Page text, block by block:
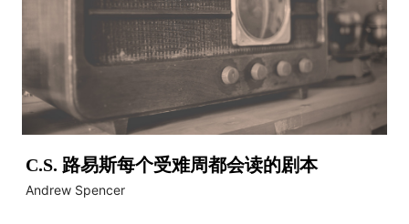
C.S. 路易斯每个受难周都会读的剧本
Andrew Spencer